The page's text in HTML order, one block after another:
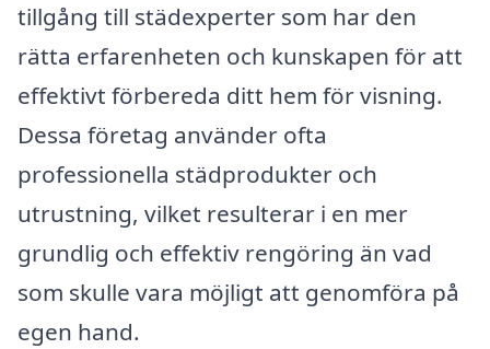
tillgång till städexperter som har den
rätta erfarenheten och kunskapen för att
effektivt förbereda ditt hem för visning.
Dessa företag använder ofta
professionella städprodukter och
utrustning, vilket resulterar i en mer
grundlig och effektiv rengöring än vad
som skulle vara möjligt att genomföra på
egen hand.